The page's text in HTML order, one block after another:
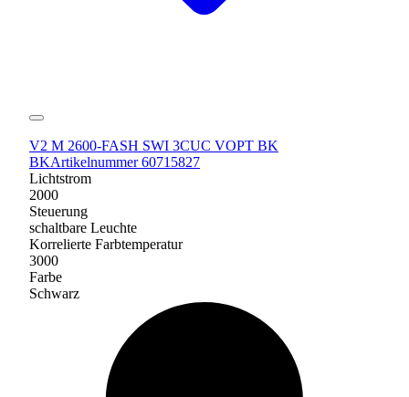
V2 M 2600-FASH SWI 3CUC VOPT BK
BKArtikelnummer 60715827
Lichtstrom
2000
Steuerung
schaltbare Leuchte
Korrelierte Farbtemperatur
3000
Farbe
Schwarz